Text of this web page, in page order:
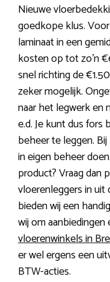
Nieuwe
goedkope klus.
laminaat in een
kosten op tot zo’n
snel richting de
zeker mogelijk.
naar het legwerk en
e.d. Je kunt dus fors
beheer te leggen.
in eigen beheer
product? Vraag dan
vloerenleggers in uit
bieden wij een
wij om
vloerenwinkels in
er wel ergens een
BTW-acties.